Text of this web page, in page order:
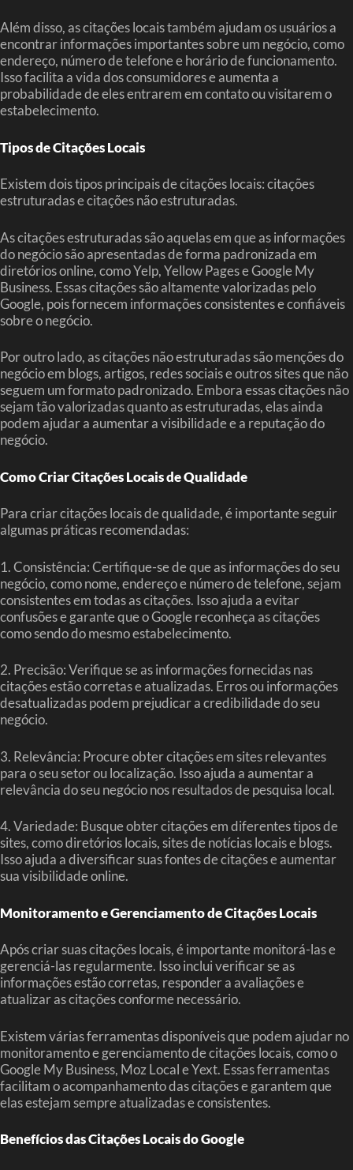
Além disso, as citações locais também ajudam os usuários a
encontrar informações importantes sobre um negócio, como
endereço, número de telefone e horário de funcionamento.
Isso facilita a vida dos consumidores e aumenta a
probabilidade de eles entrarem em contato ou visitarem o
estabelecimento.
Tipos de Citações Locais
Existem dois tipos principais de citações locais: citações
estruturadas e citações não estruturadas.
As citações estruturadas são aquelas em que as informações
do negócio são apresentadas de forma padronizada em
diretórios online, como Yelp, Yellow Pages e Google My
Business. Essas citações são altamente valorizadas pelo
Google, pois fornecem informações consistentes e confiáveis
sobre o negócio.
Por outro lado, as citações não estruturadas são menções do
negócio em blogs, artigos, redes sociais e outros sites que não
seguem um formato padronizado. Embora essas citações não
sejam tão valorizadas quanto as estruturadas, elas ainda
podem ajudar a aumentar a visibilidade e a reputação do
negócio.
Como Criar Citações Locais de Qualidade
Para criar citações locais de qualidade, é importante seguir
algumas práticas recomendadas:
1. Consistência: Certifique-se de que as informações do seu
negócio, como nome, endereço e número de telefone, sejam
consistentes em todas as citações. Isso ajuda a evitar
confusões e garante que o Google reconheça as citações
como sendo do mesmo estabelecimento.
2. Precisão: Verifique se as informações fornecidas nas
citações estão corretas e atualizadas. Erros ou informações
desatualizadas podem prejudicar a credibilidade do seu
negócio.
3. Relevância: Procure obter citações em sites relevantes
para o seu setor ou localização. Isso ajuda a aumentar a
relevância do seu negócio nos resultados de pesquisa local.
4. Variedade: Busque obter citações em diferentes tipos de
sites, como diretórios locais, sites de notícias locais e blogs.
Isso ajuda a diversificar suas fontes de citações e aumentar
sua visibilidade online.
Monitoramento e Gerenciamento de Citações Locais
Após criar suas citações locais, é importante monitorá-las e
gerenciá-las regularmente. Isso inclui verificar se as
informações estão corretas, responder a avaliações e
atualizar as citações conforme necessário.
Existem várias ferramentas disponíveis que podem ajudar no
monitoramento e gerenciamento de citações locais, como o
Google My Business, Moz Local e Yext. Essas ferramentas
facilitam o acompanhamento das citações e garantem que
elas estejam sempre atualizadas e consistentes.
Benefícios das Citações Locais do Google